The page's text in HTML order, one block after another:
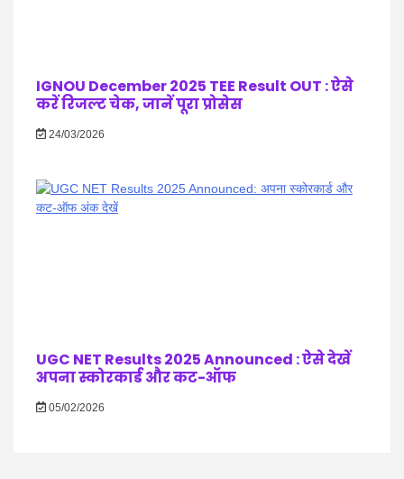
IGNOU December 2025 TEE Result OUT : ऐसे
करें रिजल्ट चेक, जानें पूरा प्रोसेस
24/03/2026
UGC NET Results 2025 Announced : ऐसे देखें
अपना स्कोरकार्ड और कट-ऑफ
05/02/2026